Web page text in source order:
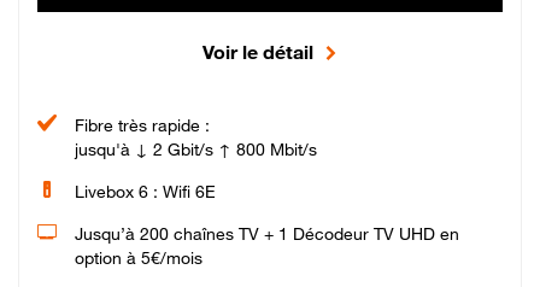
Voir le détail
Fibre très rapide :
jusqu'à ↓ 2 Gbit/s ↑ 800 Mbit/s
Livebox 6 : Wifi 6E
Jusqu’à 200 chaînes TV + 1 Décodeur TV UHD en
option à 5€/mois